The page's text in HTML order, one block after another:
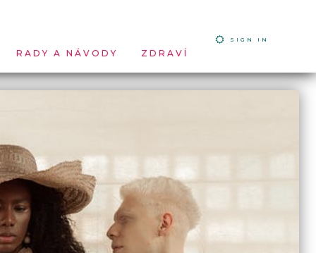
RADY A NÁVODY ZDRAVÍ
SIGN IN